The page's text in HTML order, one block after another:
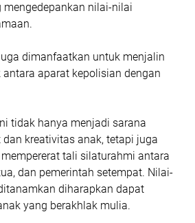
nilai-nilai
dimanfaatkan untuk menjalin
aparat kepolisian dengan
tidak hanya menjadi sarana
kreativitas anak, tetapi juga
tali silaturahmi antara
dan pemerintah setempat. Nilai-
diharapkan dapat
yang berakhlak mulia.